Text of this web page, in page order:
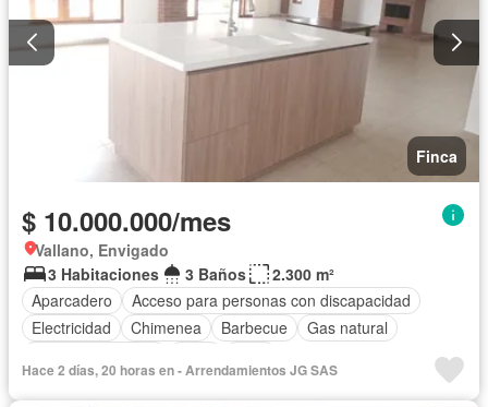
Finca
$ 10.000.000/mes
Vallano, Envigado
3 Habitaciones
3 Baños
2.300 m²
Aparcadero
Acceso para personas con discapacidad
Electricidad
Chimenea Barbecue
Gas natural
Hace 2 días, 20 horas en - Arrendamientos JG SAS